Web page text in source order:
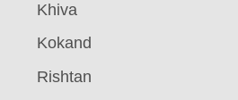
Khiva
Kokand
Rishtan